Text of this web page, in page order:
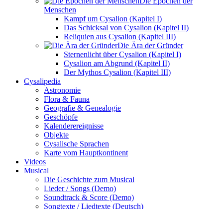
Menschen
Kampf um Cysalion (Kapitel I)
Das Schicksal von Cysalion (Kapitel II)
Reliquien aus Cysalion (Kapitel III)
Die Ära der Gründer
Sternenlicht über Cysalion (Kapitel I)
Cysalion am Abgrund (Kapitel II)
Der Mythos Cysalion (Kapitel III)
Cysalipedia
Astronomie
Flora & Fauna
Geografie & Genealogie
Geschöpfe
Kalenderereignisse
Objekte
Cysalische Sprachen
Karte vom Hauptkontinent
Videos
Musical
Die Geschichte zum Musical
Lieder / Songs (Demo)
Soundtrack & Score (Demo)
Songtexte / Liedtexte (Deutsch)